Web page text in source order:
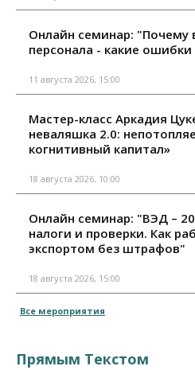
Онлайн семинар: "Почему
персонала - какие
11 августа 2026, 15:00
Мастер-класс Аркадия
неваляшка 2.0:
когнитивный капитал»
18 августа 2026, 10:00
Онлайн семинар: "ВЭД –
налоги и проверки. Как
экспортом без штрафов"
18 августа 2026, 15:00
Все мероприятия
Прямым Текстом